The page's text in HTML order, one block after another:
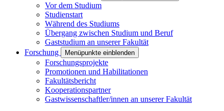
Vor dem Studium
Studienstart
Während des Studiums
Übergang zwischen Studium und Beruf
Gaststudium an unserer Fakultät
Forschung
Menüpunkte einblenden
Forschungsprojekte
Promotionen und Habilitationen
Fakultätsbericht
Kooperationspartner
Gastwissenschaftler/innen an unserer Fakultät